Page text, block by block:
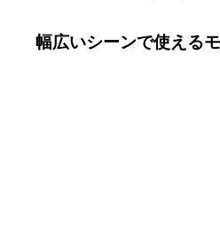
幅広いシーンで使える